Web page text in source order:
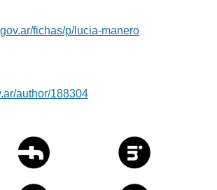
fichas/p/lucia-manero
author/188304